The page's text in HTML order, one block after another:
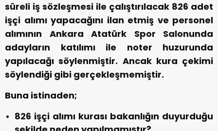
süreli iş sözleşmesi ile çalıştırılacak 826 adet
işçi alımı yapacağını ilan etmiş ve personel
alımının Ankara Atatürk Spor Salonunda
adayların katılımı ile noter huzurunda
yapılacağı söylenmiştir. Ancak kura çekimi
söylendiği gibi gerçekleşmemiştir.
Buna istinaden;
826 işçi alımı kurası bakanlığın duyurduğu